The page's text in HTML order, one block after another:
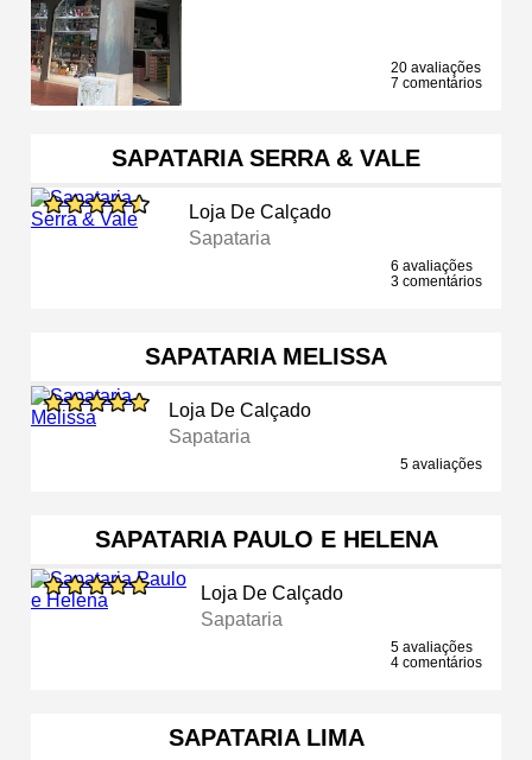
20 avaliações
7 comentários
SAPATARIA SERRA & VALE
Loja De Calçado
Sapataria
6 avaliações
3 comentários
SAPATARIA MELISSA
Loja De Calçado
Sapataria
5 avaliações
SAPATARIA PAULO E HELENA
Loja De Calçado
Sapataria
5 avaliações
4 comentários
SAPATARIA LIMA